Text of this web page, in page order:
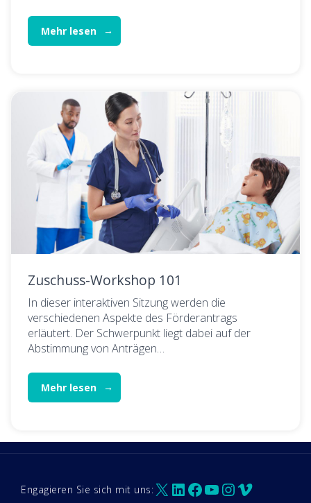
Mehr lesen
Zuschuss-Workshop 101
In dieser interaktiven Sitzung werden die
verschiedenen Aspekte des Förderantrags
erläutert. Der Schwerpunkt liegt dabei auf der
Abstimmung von Anträgen…
Mehr lesen
Engagieren Sie sich mit uns:X LinkedIn
Facebook
YouTube
Instagram
Vimeo